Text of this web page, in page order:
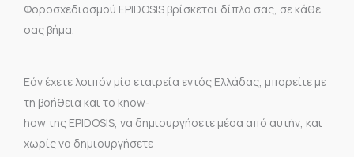
Φοροσχεδιασμού EPIDOSIS βρίσκεται δίπλα σας, σε κάθε
σας βήμα.
Εάν έχετε λοιπόν μία εταιρεία εντός Ελλάδας, μπορείτε με
τη βοήθεια και το know-
how της EPIDOSIS, να δημιουργήσετε μέσα από αυτήν, και
χωρίς να δημιουργήσετε